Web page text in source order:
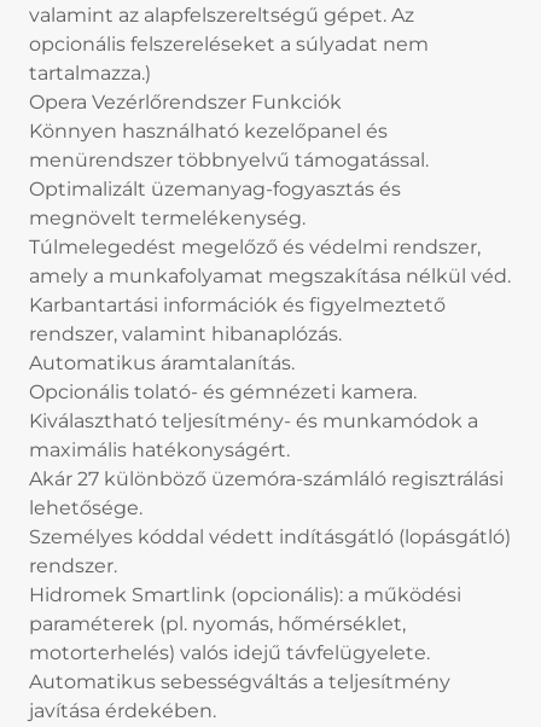
valamint az alapfelszereltségű gépet. Az
opcionális felszereléseket a súlyadat nem
tartalmazza.)
Opera Vezérlőrendszer Funkciók
Könnyen használható kezelőpanel és
menürendszer többnyelvű támogatással.
Optimalizált üzemanyag-fogyasztás és
megnövelt termelékenység.
Túlmelegedést megelőző és védelmi rendszer,
amely a munkafolyamat megszakítása nélkül véd.
Karbantartási információk és figyelmeztető
rendszer, valamint hibanaplózás.
Automatikus áramtalanítás.
Opcionális tolató- és gémnézeti kamera.
Kiválasztható teljesítmény- és munkamódok a
maximális hatékonyságért.
Akár 27 különböző üzemóra-számláló regisztrálási
lehetősége.
Személyes kóddal védett indításgátló (lopásgátló)
rendszer.
Hidromek Smartlink (opcionális): a működési
paraméterek (pl. nyomás, hőmérséklet,
motorterhelés) valós idejű távfelügyelete.
Automatikus sebességváltás a teljesítmény
javítása érdekében.